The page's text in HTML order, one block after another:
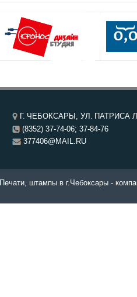
Г. ЧЕБОКСАРЫ, УЛ. ПАТРИСА
(8352) 37-74-06; 37-84-76
377406@MAIL.RU
Печати, штампы в г.Чебоксары -